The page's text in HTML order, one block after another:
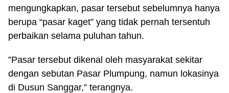
mengungkapkan, pasar tersebut sebelumnya hanya
berupa “pasar kaget” yang tidak pernah tersentuh
perbaikan selama puluhan tahun.
”Pasar tersebut dikenal oleh masyarakat sekitar
dengan sebutan Pasar Plumpung, namun lokasinya
di Dusun Sanggar,” terangnya.